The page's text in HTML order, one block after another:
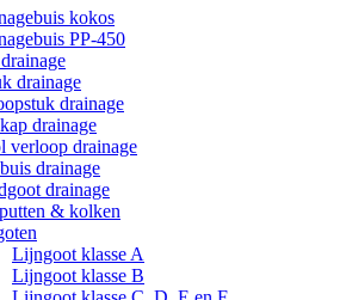
kokos
PP-450
drainage
drainage
drainage
verloop drainage
drainage
drainage
& kolken
Lijngoot klasse A
Lijngoot klasse B